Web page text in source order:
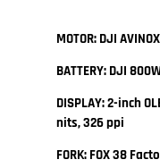
MOTOR: DJI AVINOX
BATTERY: DJI
DISPLAY: 2-inch
nits, 326 ppi
FORK: FOX 38